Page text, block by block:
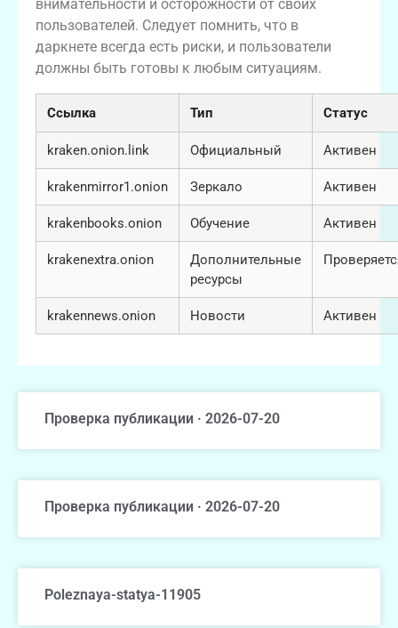
внимательности и осторожности от своих
пользователей. Следует помнить, что в
даркнете всегда есть риски, и пользователи
должны быть готовы к любым ситуациям.
Ссылка Тип Статус
kraken.onion.link Официальный Активен
krakenmirror1.onion Зеркало Активен
krakenbooks.onion Обучение Активен
krakenextra.onion
Дополнительные
ресурсы
krakennews.onion Новости Активен
Проверка публикации · 2026-07-20
Проверка публикации · 2026-07-20
Poleznaya-statya-11905